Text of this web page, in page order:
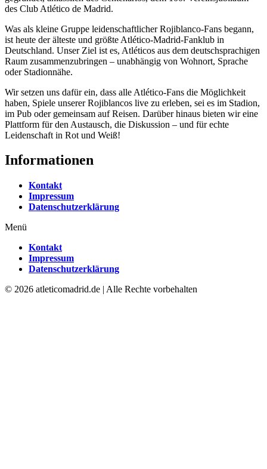
des Club Atlético de Madrid.
Was als kleine Gruppe leidenschaftlicher Rojiblanco-Fans begann,
ist heute der älteste und größte Atlético-Madrid-Fanklub in
Deutschland. Unser Ziel ist es, Atléticos aus dem deutschsprachigen
Raum zusammenzubringen – unabhängig von Wohnort, Sprache
oder Stadionnähe.
Wir setzen uns dafür ein, dass alle Atlético-Fans die Möglichkeit
haben, Spiele unserer Rojiblancos live zu erleben, sei es im Stadion,
im Pub oder gemeinsam auf Reisen. Darüber hinaus bieten wir eine
Plattform für den Austausch, die Diskussion – und für echte
Leidenschaft in Rot und Weiß!
Informationen
Kontakt
Impressum
Datenschutzerklärung
Menü
Kontakt
Impressum
Datenschutzerklärung
© 2026 atleticomadrid.de | Alle Rechte vorbehalten